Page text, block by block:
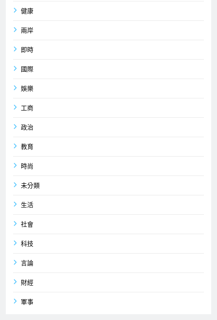
健康
兩岸
即時
國際
娛樂
工商
政治
教育
時尚
未分類
生活
社會
科技
言論
財經
軍事